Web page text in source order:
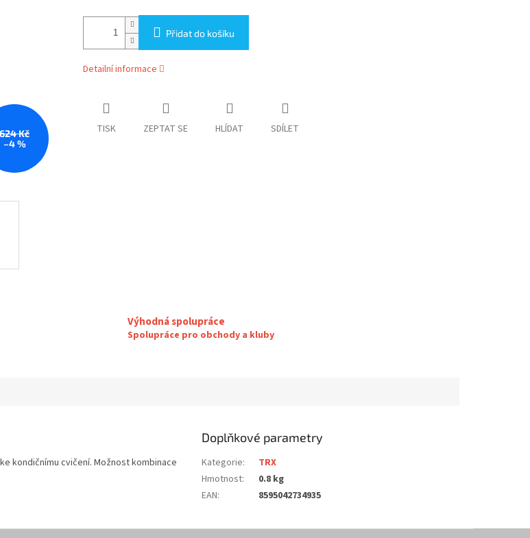
624 Kč
–4 %
Přidat do košíku
Detailní informace
TISK ZEPTAT SE HLÍDAT SDÍLET
Výhodná spolupráce
Spolupráce pro obchody a kluby
kondičnímu cvičení. Možnost kombinace
Doplňkové parametry
Kategorie:
TRX
Hmotnost:
0.8 kg
EAN: 8595042734935